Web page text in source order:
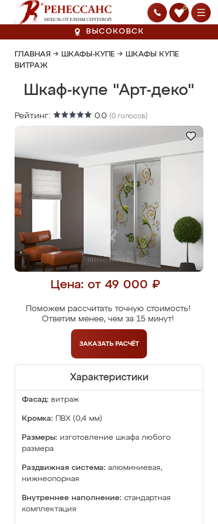
0
ВЫСОКОВСК
ГЛАВНАЯ → ШКАФЫ-КУПЕ → ШКАФЫ КУПЕ
ВИТРАЖ
Шкаф-купе "Арт-деко"
Рейтинг: 0.0 (0 голосов)
Цена: от 49 000 ₽
Поможем рассчитать точную стоимость!
Ответим менее, чем за 15 минут!
ЗАКАЗАТЬ РАСЧЁТ
Характеристики
Фасад: витраж
Кромка: ПВХ (0,4 мм)
Размеры: изготовление шкафа любого
размера
Раздвижная система: алюминиевая,
нижнеопорная
Внутреннее наполнение: стандартная
комплектация